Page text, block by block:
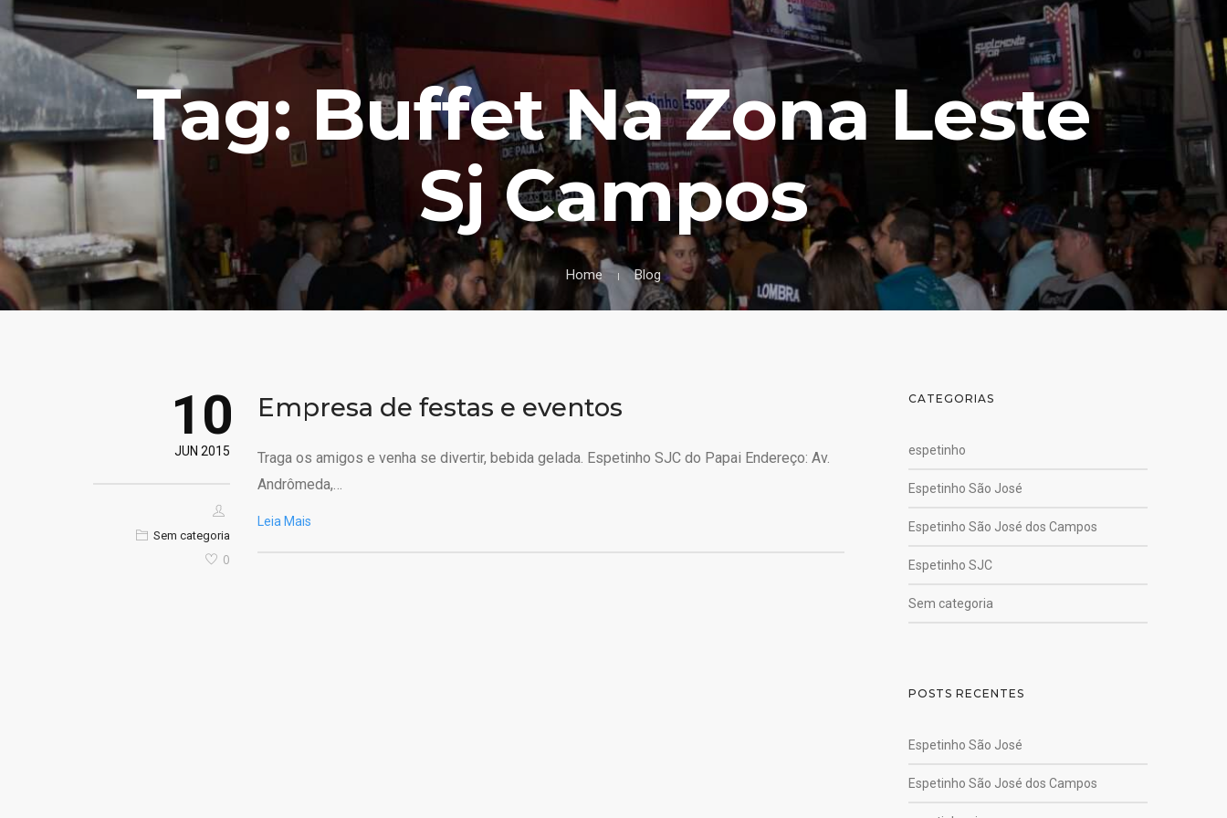
Tag: Buffet Na Zona Leste
Sj Campos
Home Blog
10
JUN 2015
Sem categoria
0
Empresa de festas e eventos
Traga os amigos e venha se divertir, bebida gelada. Espetinho SJC do Papai Endereço: Av.
Andrômeda,…
Leia Mais
CATEGORIAS
espetinho
Espetinho São José
Espetinho São José dos Campos
Espetinho SJC
Sem categoria
POSTS RECENTES
Espetinho São José
Espetinho São José dos Campos